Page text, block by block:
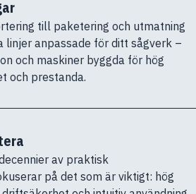
till paketering och utmatning
linjer anpassade för ditt sågverk –
och maskiner byggda för hög
och prestanda.
av praktisk
på det som är viktigt: hög